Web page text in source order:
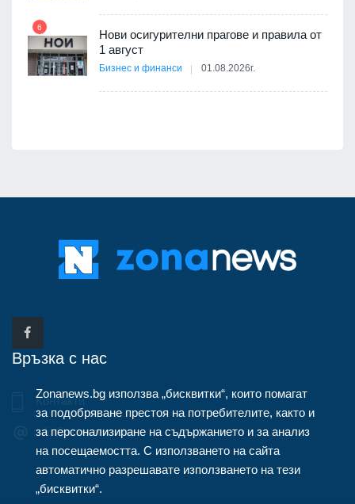
6
Нови осигурителни прагове и правила от
1 август
Бизнес и финанси 01.08.2026г.
Връзка с нас
Контакти
info@zonanews.bg
Zonanews.bg използва „бисквитки“, които помагат
за подобряване престоя на потребителите, както и
за персонализиране на съдържанието и за анализ
на посещаемостта. С използването на сайта
автоматично разрешавате използването на тези
„бисквитки“.